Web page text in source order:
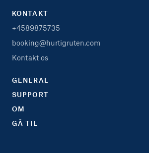
KONTAKT
+4589875735
booking@hurtigruten.com
Kontakt os
GENERAL
SUPPORT
OM
GÅ TIL